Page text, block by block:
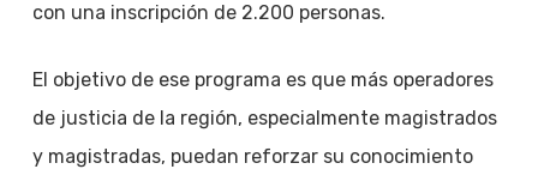
con una inscripción de 2.200 personas.
El objetivo de ese programa es que más operadores
de justicia de la región, especialmente magistrados
y magistradas, puedan reforzar su conocimiento